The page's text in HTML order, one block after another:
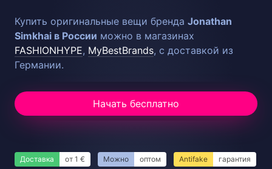
Купить оригинальные вещи бренда Jonathan
Simkhai в России можно в магазинах
FASHIONHYPE, MyBestBrands, с доставкой из
Германии.
Начать бесплатно
Доставка от 1 € Можно оптом Antifake гарантия